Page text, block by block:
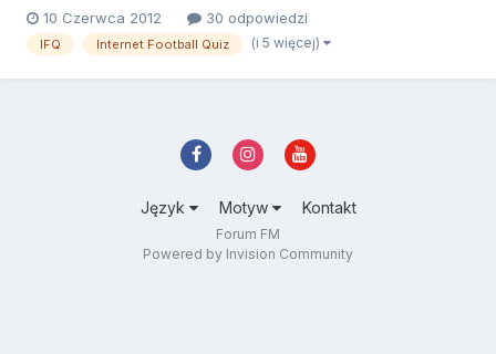
Śledzisz informacje z nią związane. Kariery zawodników.
Transfery. Występy klubów. Wielkie mecze. Mam rację? Pewnie
10 Czerwca 2012 30 odpowiedzi
IFQ Internet Football Quiz (i 5 więcej)
Język Motyw Kontakt
Forum FM
Powered by Invision Community